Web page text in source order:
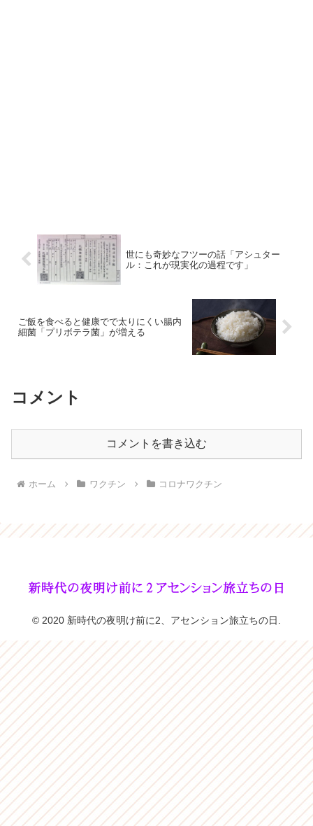
世にも奇妙なフツーの話「アシュター
ル：これが現実化の過程です」
ご飯を食べると健康でで太りにくい腸内
細菌「プリボテラ菌」が増える
コメント
コメントを書き込む
ホーム ワクチン コロナワクチン
© 2020 新時代の夜明け前に2、アセンション旅立ちの日.